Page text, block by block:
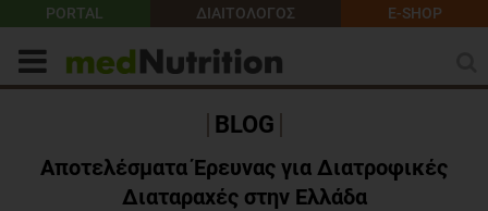
PORTAL ΔΙΑΙΤΟΛΟΓΟΣ E-SHOP
BLOG
Αποτελέσματα Έρευνας για Διατροφικές
Διαταραχές στην Ελλάδα